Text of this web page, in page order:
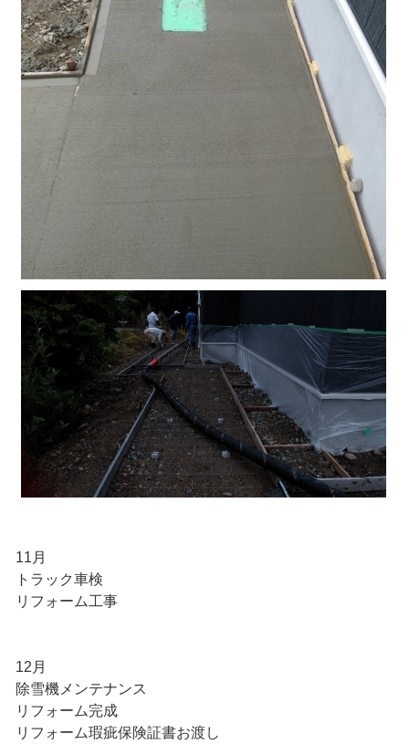
11月
トラック車検
リフォーム工事
12月
除雪機メンテナンス
リフォーム完成
リフォーム瑕疵保険証書お渡し